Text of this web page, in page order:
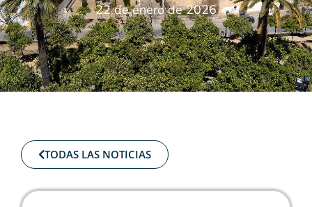
22 de enero de 2026
TODAS LAS NOTICIAS